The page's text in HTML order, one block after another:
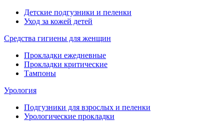
Детские подгузники и пеленки
Уход за кожей детей
Средства гигиены для женщин
Прокладки ежедневные
Прокладки критические
Тампоны
Урология
Подгузники для взрослых и пеленки
Урологические прокладки